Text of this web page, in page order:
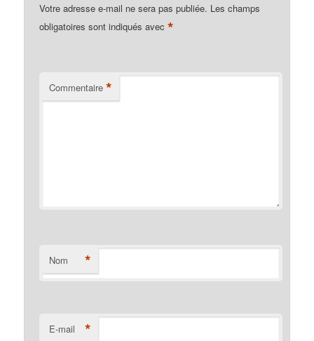
Votre adresse e-mail ne sera pas publiée. Les champs
obligatoires sont indiqués avec*
Commentaire *
Nom *
E-mail *